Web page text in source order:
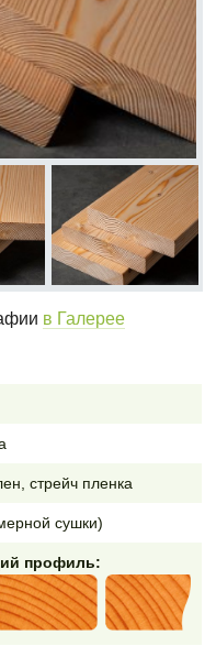
в Галерее
стрейч пленка
сушки)
профиль: